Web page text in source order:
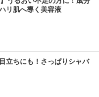
リ肌へ導く美容液
立ちにも！さっぱりシャバ